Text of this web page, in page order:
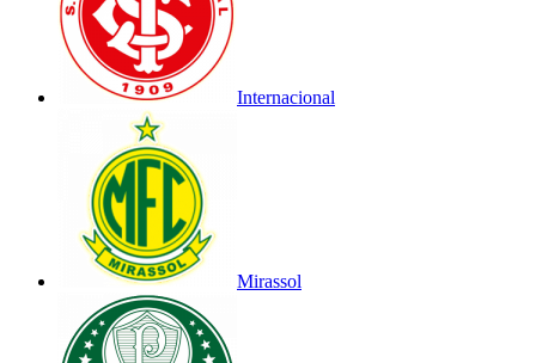
Internacional
Mirassol